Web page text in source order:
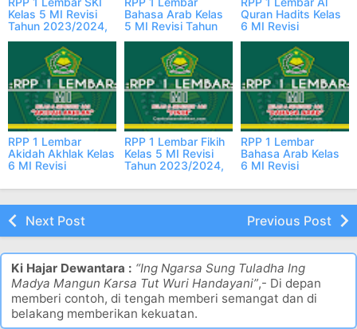
Kelas 5 MI Revisi
Tahun 2023/2024,
Bahasa Arab Kelas
5 MI Revisi Tahun
Lengkap
Quran Hadits Kelas
6 MI Revisi
Lengkap
RPP 1 Lembar
Akidah Akhlak Kelas
6 MI Revisi
Lengkap
RPP 1 Lembar Fikih
Kelas 5 MI Revisi
Tahun 2023/2024,
RPP 1 Lembar
Bahasa Arab Kelas
6 MI Revisi
Lengkap
Next Post Previous Post
Ki Hajar Dewantara : “Ing Ngarsa Sung Tuladha Ing
Madya Mangun Karsa Tut Wuri Handayani”,- Di depan
memberi contoh, di tengah memberi semangat dan di
belakang memberikan kekuatan.